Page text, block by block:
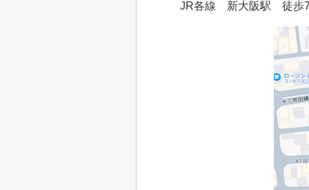
JR各線 新大阪駅 徒歩7